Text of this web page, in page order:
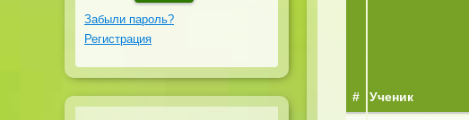
Забыли пароль?
Регистрация
# Ученик